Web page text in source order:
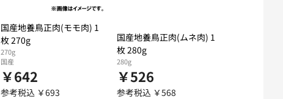
国産地養鳥正肉(モモ肉) 1
枚 270g
270g
国産
￥642
参考税込 ￥693
国産地養鳥正肉(ムネ肉) 1
枚 280g
280g
￥526
参考税込 ￥568